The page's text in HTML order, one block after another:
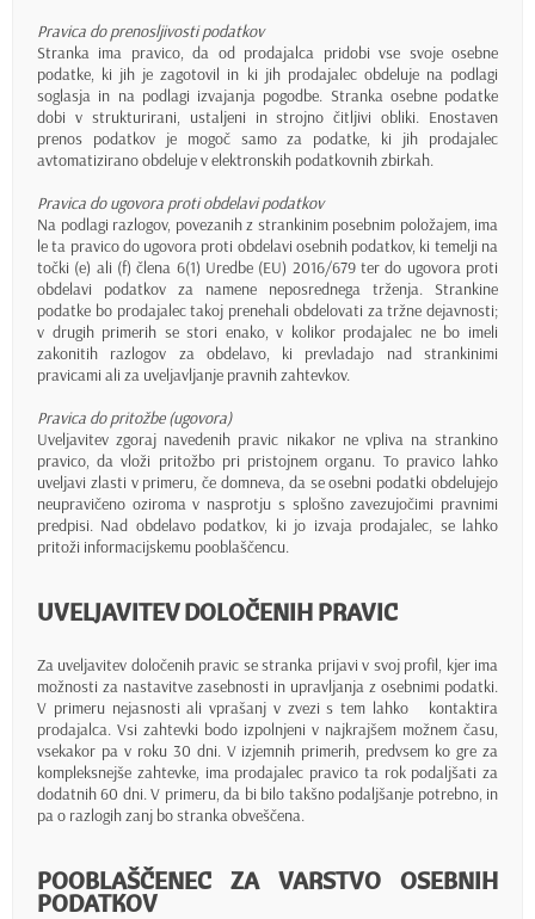
Pravica do prenosljivosti podatkov
Stranka ima pravico, da od prodajalca pridobi vse svoje osebne
podatke, ki jih je zagotovil in ki jih prodajalec obdeluje na podlagi
soglasja in na podlagi izvajanja pogodbe. Stranka osebne podatke
dobi v strukturirani, ustaljeni in strojno čitljivi obliki. Enostaven
prenos podatkov je mogoč samo za podatke, ki jih prodajalec
avtomatizirano obdeluje v elektronskih podatkovnih zbirkah.
Pravica do ugovora proti obdelavi podatkov
Na podlagi razlogov, povezanih z strankinim posebnim položajem, ima
le ta pravico do ugovora proti obdelavi osebnih podatkov, ki temelji na
točki (e) ali (f) člena 6(1) Uredbe (EU) 2016/679 ter do ugovora proti
obdelavi podatkov za namene neposrednega trženja. Strankine
podatke bo prodajalec takoj prenehali obdelovati za tržne dejavnosti;
v drugih primerih se stori enako, v kolikor prodajalec ne bo imeli
zakonitih razlogov za obdelavo, ki prevladajo nad strankinimi
pravicami ali za uveljavljanje pravnih zahtevkov.
Pravica do pritožbe (ugovora)
Uveljavitev zgoraj navedenih pravic nikakor ne vpliva na strankino
pravico, da vloži pritožbo pri pristojnem organu. To pravico lahko
uveljavi zlasti v primeru, če domneva, da se osebni podatki obdelujejo
neupravičeno oziroma v nasprotju s splošno zavezujočimi pravnimi
predpisi. Nad obdelavo podatkov, ki jo izvaja prodajalec, se lahko
pritoži informacijskemu pooblaščencu.
UVELJAVITEV DOLOČENIH PRAVIC
Za uveljavitev določenih pravic se stranka prijavi v svoj profil, kjer ima
možnosti za nastavitve zasebnosti in upravljanja z osebnimi podatki.
V primeru nejasnosti ali vprašanj v zvezi s tem lahko kontaktira
prodajalca. Vsi zahtevki bodo izpolnjeni v najkrajšem možnem času,
vsekakor pa v roku 30 dni. V izjemnih primerih, predvsem ko gre za
kompleksnejše zahtevke, ima prodajalec pravico ta rok podaljšati za
dodatnih 60 dni. V primeru, da bi bilo takšno podaljšanje potrebno, in
pa o razlogih zanj bo stranka obveščena.
POOBLAŠČENEC ZA VARSTVO OSEBNIH
PODATKOV